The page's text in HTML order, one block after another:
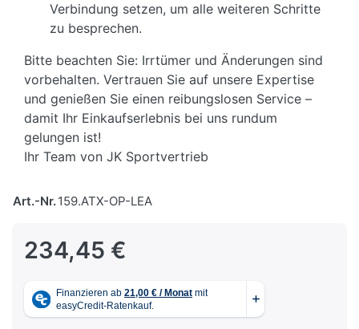
Verbindung setzen, um alle weiteren Schritte
zu besprechen.
Bitte beachten Sie: Irrtümer und Änderungen sind
vorbehalten. Vertrauen Sie auf unsere Expertise
und genießen Sie einen reibungslosen Service –
damit Ihr Einkaufserlebnis bei uns rundum
gelungen ist!
Ihr Team von JK Sportvertrieb
Art.-Nr.159.ATX-OP-LEA
234,45 €